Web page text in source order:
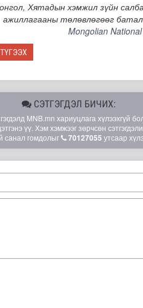
Хятадын хэмжил зүйн
ажиллагааны төлөвлөгөөг
Mongolian
ТҮГЭЭХ
СЭТГЭГДЭЛ БИЧИХ:
MNB.mn хариуцлага хүлээхгүй
үү. Хэм хэмжээг зөрчсөн
санал гомдолыг
70127055 утсаар